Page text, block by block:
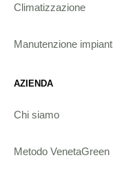
Climatizzazione
Manutenzione
AZIENDA
Chi siamo
Metodo VenetaGreen